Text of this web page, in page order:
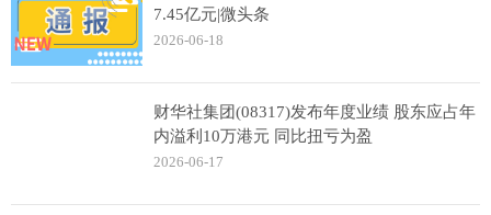
7.45亿元|微头条
2026-06-18
财华社集团(08317)发布年度业绩 股东应占年
内溢利10万港元 同比扭亏为盈
2026-06-17